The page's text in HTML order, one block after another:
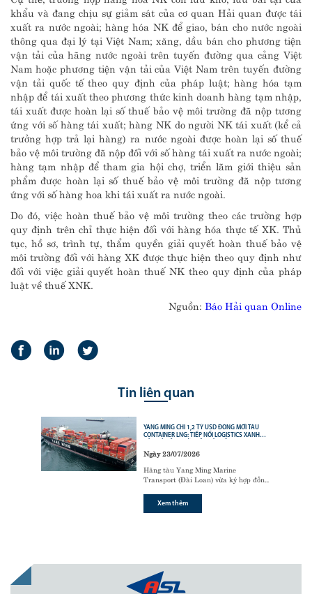
khẩu và đang chịu sự giảm sát của cơ quan Hải quan được tái
xuất ra nước ngoài; hàng hóa NK để giao, bán cho nước ngoài
thông qua đại lý tại Việt Nam; xăng, dầu bán cho phương tiện
vận tải của hãng nước ngoài trên tuyến đường qua cảng Việt
Nam hoặc phương tiện vận tải của Việt Nam trên tuyến đường
vận tải quốc tế theo quy định của pháp luật; hàng hóa tạm
nhập để tái xuất theo phương thức kinh doanh hàng tạm nhập,
tái xuất được hoàn lại số thuế bảo vệ môi trường đã nộp tương
ứng với số hàng tái xuất; hàng NK do người NK tái xuất (kể cả
trưởng hợp trả lại hàng) ra nước ngoài được hoàn lại số thuế
bảo vệ môi trường đã nộp đối với số hàng tái xuất ra nước ngoài;
hàng tạm nhập để tham gia hội chợ, triển lãm giới thiệu sản
phẩm được hoàn lại số thuế bảo vệ môi trường đã nộp tương
ứng với số hàng hoa khi tái xuất ra nước ngoài.
Do đó, việc hoàn thuế bảo vệ môi trường theo các trường hợp
quy định trên chỉ thực hiện đối với hàng hóa thực tế XK. Thủ
tục, hồ sơ, trình tự, thẩm quyền giải quyết hoàn thuế bảo vệ
môi trường đối với hàng XK được thực hiện theo quy định như
đối với việc giải quyết hoàn thuế NK theo quy định của pháp
luật về thuế XNK.
Nguồn: Báo Hải quan Online
Tin liên quan
YANG MING CHI 1,2 TỶ USD ĐÓNG MỚI TÀU
CONTAINER LNG: TIẾP NỐI LOGISTICS XANH
Ngày 23/07/2026
Hãng tàu Yang Ming Marine
Transport (Đài Loan) vừa ký hợp đồng
(Hàn Quốc) để đóng mới
container sử dụng động cơ nhiên liệu
Xem thêm